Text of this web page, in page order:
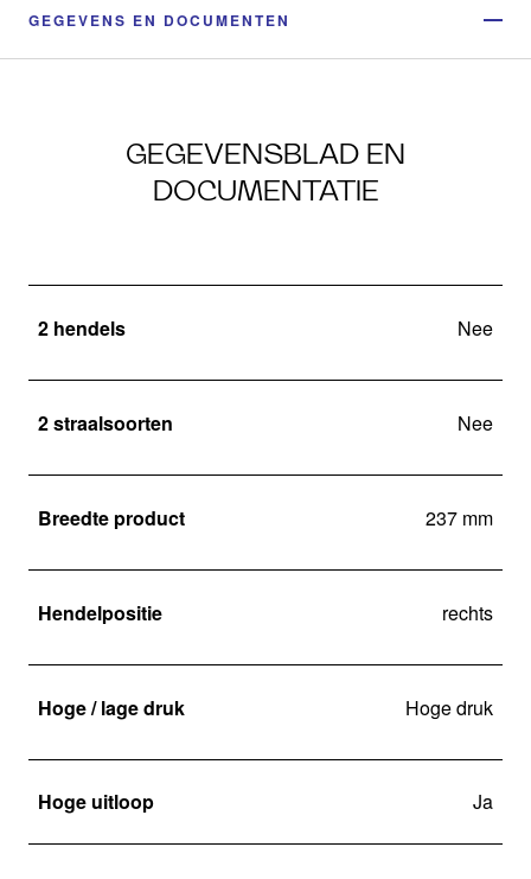
GEGEVENS EN DOCUMENTEN
GEGEVENSBLAD EN
DOCUMENTATIE
2 hendels Nee
2 straalsoorten Nee
Breedte product 237 mm
Hendelpositie rechts
Hoge / lage druk Hoge druk
Hoge uitloop Ja